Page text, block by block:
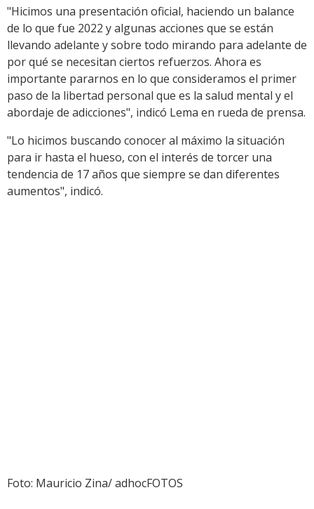
"Hicimos una presentación oficial, haciendo un balance
de lo que fue 2022 y algunas acciones que se están
llevando adelante y sobre todo mirando para adelante de
por qué se necesitan ciertos refuerzos. Ahora es
importante pararnos en lo que consideramos el primer
paso de la libertad personal que es la salud mental y el
abordaje de adicciones", indicó Lema en rueda de prensa.
"Lo hicimos buscando conocer al máximo la situación
para ir hasta el hueso, con el interés de torcer una
tendencia de 17 años que siempre se dan diferentes
aumentos", indicó.
Foto: Mauricio Zina/ adhocFOTOS